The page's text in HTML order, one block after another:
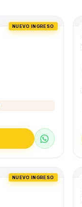
NUEVO INGRESO
NUEVO INGRESO